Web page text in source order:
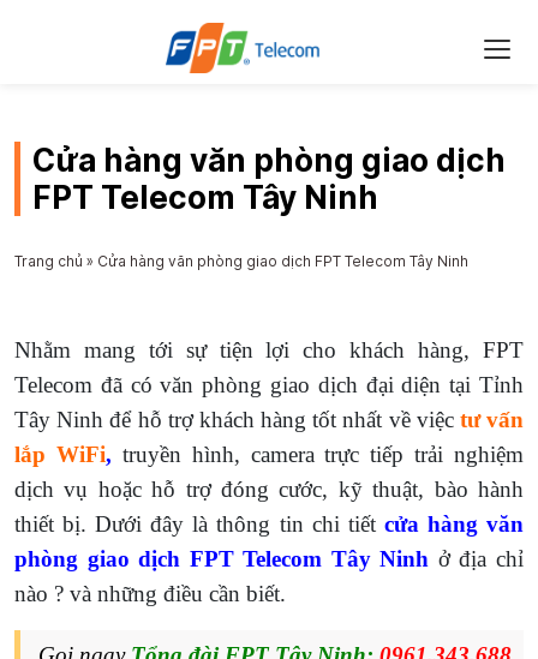
Cửa hàng văn phòng giao dịch
FPT Telecom Tây Ninh
Trang chủ » Cửa hàng văn phòng giao dịch FPT Telecom Tây Ninh
Nhằm mang tới sự tiện lợi cho khách hàng, FPT
Telecom đã có văn phòng giao dịch đại diện tại Tỉnh
Tây Ninh để hỗ trợ khách hàng tốt nhất về việc tư vấn
lắp WiFi, truyền hình, camera trực tiếp trải nghiệm
dịch vụ hoặc hỗ trợ đóng cước, kỹ thuật, bào hành
thiết bị. Dưới đây là thông tin chi tiết cửa hàng văn
phòng giao dịch FPT Telecom Tây Ninh ở địa chỉ
nào ? và những điều cần biết.